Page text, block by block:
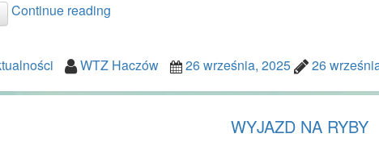
Continue reading
WTZ Haczów 26 września, 2025 26
WYJAZD NA RYBY